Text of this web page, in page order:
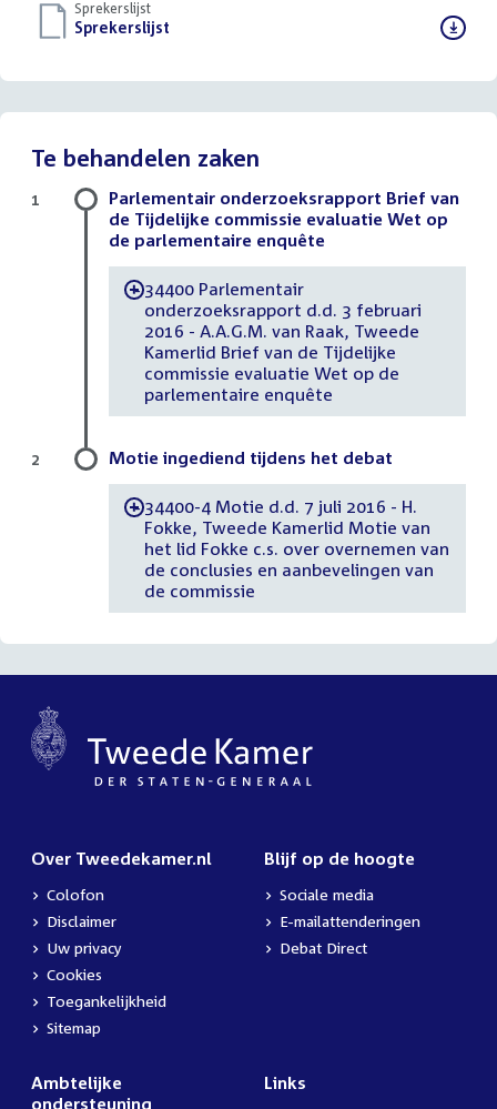
Sprekerslijst
Download
Sprekerslijst
Te behandelen zaken
Parlementair onderzoeksrapport Brief van
de Tijdelijke commissie evaluatie Wet op
de parlementaire enquête
-34400 Parlementair
onderzoeksrapport d.d. 3 februari
2016 - A.A.G.M. van Raak, Tweede
Kamerlid Brief van de Tijdelijke
commissie evaluatie Wet op de
parlementaire enquête
1
Motie ingediend tijdens het debat
-34400-4 Motie d.d. 7 juli 2016 - H.
Fokke, Tweede Kamerlid Motie van
het lid Fokke c.s. over overnemen van
de conclusies en aanbevelingen van
de commissie
2
Over Tweedekamer.nl
Colofon
Disclaimer
Uw privacy
Cookies
Toegankelijkheid
Sitemap
Blijf op de hoogte
Sociale media
E-mailattenderingen
Debat Direct
Ambtelijke
ondersteuning
Links